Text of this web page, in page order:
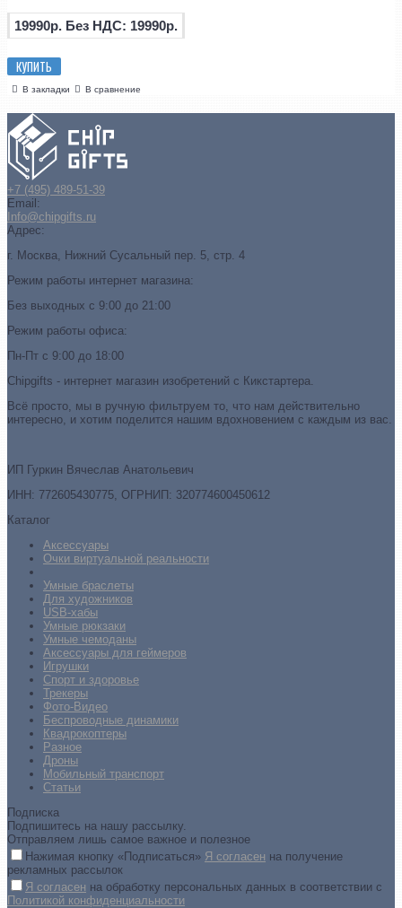
19990р. Без НДС: 19990р.
КУПИТЬ
В закладки В сравнение
+7 (495) 489-51-39
Email:
Info@chipgifts.ru
Адрес:
г. Москва, Нижний Сусальный пер. 5, стр. 4
Режим работы интернет магазина:
Без выходных с 9:00 до 21:00
Режим работы офиса:
Пн-Пт с 9:00 до 18:00
Chipgifts - интернет магазин изобретений с Кикстартера.
Всё просто, мы в ручную фильтруем то, что нам действительно
интересно, и хотим поделится нашим вдохновением с каждым из вас.
ИП Гуркин Вячеслав Анатольевич
ИНН: 772605430775, ОГРНИП: 320774600450612
Каталог
Аксессуары
Очки виртуальной реальности
Умные браслеты
Для художников
USB-хабы
Умные рюкзаки
Умные чемоданы
Аксессуары для геймеров
Игрушки
Спорт и здоровье
Трекеры
Фото-Видео
Беспроводные динамики
Квадрокоптеры
Разное
Дроны
Мобильный транспорт
Статьи
Подписка
Подпишитесь на нашу рассылку.
Отправляем лишь самое важное и полезное
Нажимая кнопку «Подписаться» Я согласен на получение
рекламных рассылок
Я согласен на обработку персональных данных в соответствии с
Политикой конфиденциальности